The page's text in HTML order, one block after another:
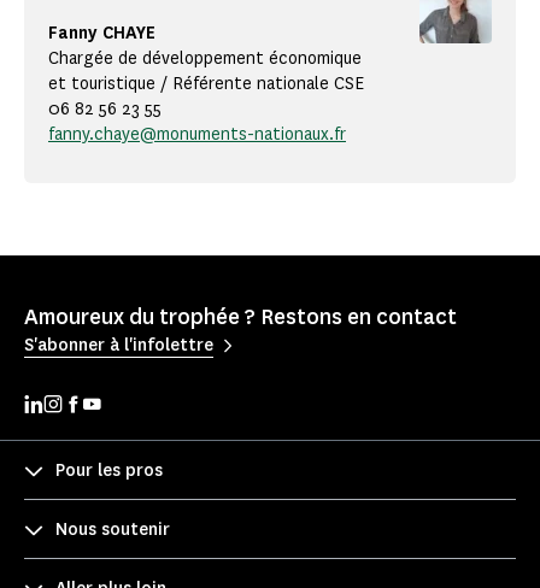
Fanny CHAYE
Chargée de développement économique
et touristique / Référente nationale CSE
06 82 56 23 55
fanny.chaye@monuments-nationaux.fr
Amoureux du trophée ? Restons en contact
S'abonner à l'infolettre
Pour les pros
Nous soutenir